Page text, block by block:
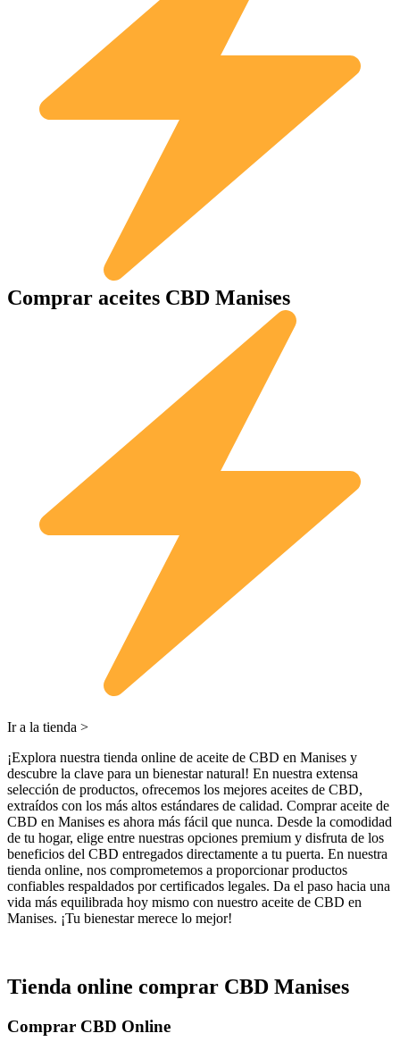
Comprar aceites CBD Manises
Ir a la tienda >
¡Explora nuestra tienda online de aceite de CBD en Manises y
descubre la clave para un bienestar natural! En nuestra extensa
selección de productos, ofrecemos los mejores aceites de CBD,
extraídos con los más altos estándares de calidad. Comprar aceite de
CBD en Manises es ahora más fácil que nunca. Desde la comodidad
de tu hogar, elige entre nuestras opciones premium y disfruta de los
beneficios del CBD entregados directamente a tu puerta. En nuestra
tienda online, nos comprometemos a proporcionar productos
confiables respaldados por certificados legales. Da el paso hacia una
vida más equilibrada hoy mismo con nuestro aceite de CBD en
Manises. ¡Tu bienestar merece lo mejor!
Tienda online comprar CBD Manises
Comprar CBD Online